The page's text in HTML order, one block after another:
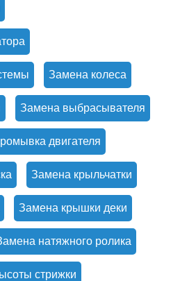
Замена колеса
Замена выбрасывателя
двигателя
Замена крыльчатки
Замена крышки деки
натяжного ролика
стрижки